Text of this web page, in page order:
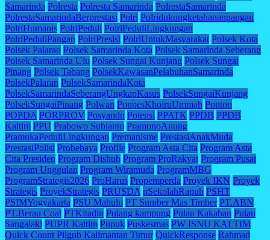
Samarinda Polresta Polresta Samarinda PolrestaSamarinda
PolrestaSamarindaBerprestasi Polri Polridukungketahananpangan
PolriHumanis PolriPeduli PolriPeduliLingkungan
PolriPeduliPangan PolriPresisi PolriUntukMasyarakat Polsek Kota
Polsek Palaran Polsek Samarinda Kota Polsek Samarinda Seberang
Polsek Samarinda Ulu Polsek Sungai Kunjang Polsek Sungai
Pinang Polsek Tabang PolsekKawasanPelabuhanSamarinda
PolsekPalaran PolsekSamarindaKota
PolsekSamarindaSeberangUngkapKasus PolsekSungaiKunjang
PolsekSungaiPinang Polwan PonpesKhoiruUmmah Ponton
POPDA PORPROV Posyandu Potensi PPATK PPDB PPDB
Kaltim PPU Prabowo Subianto PramonoAnung
PramukaPeduliLingkungan Premanisme PrestasiAnakMuda
PrestasiPolisi Probebaya Profile Program Asta Cita Program Asta
Cita Presiden Program Dishub Program ProRakyat Program Pusat
Program Unggulan Program Wiramuda ProgramMBG
ProgramStrategis2026 ProHarus Propemperda Proyek IKN Proyek
Strategis ProyekStrategis PRUSDA pSekolahRapuh PSHT
PSIMYogyakarta PSU Mahulu PT Sumber Mas Timber PT.ABN
PT.Berau Coal PTKitadin Pulang kampung Pulau Kakaban Pulau
Sangalaki PUPR Kaltim Pupuk Puskesmas PW ISNU KALTIM
Quick Count Pilgub Kalimantan Timur QuickResponse Rahmad